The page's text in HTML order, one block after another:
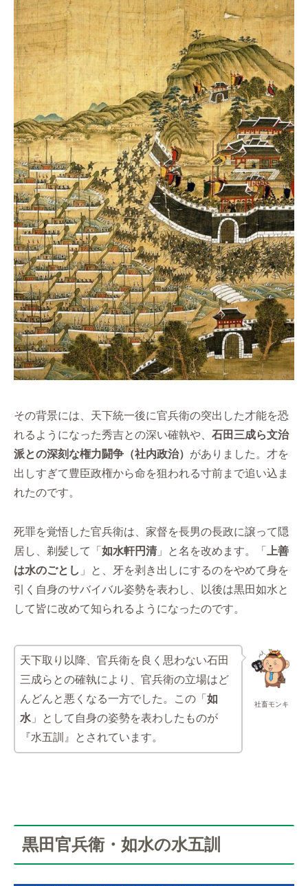
その背景には、天下統一後に官兵衛の突出した才能を恐
れるようになった秀吉との深い確執や、 石田三成ら文治
派との深刻な権力闘争（社内政治） がありました。才を
出しすぎて豊臣政権から命を狙われる寸前まで追い込ま
れたのです。
死罪を覚悟した官兵衛は、家督を長男の長政に譲って隠
居し、剃髪して「 如水軒円清 」と名を改めます。「
上善
は水のごとし 」と、牙を剥き出しにするのをやめて身を
引く自身のサバイバル姿勢を表わし、以後は黒田如水と
して皆に改めて知られるようになったのです。
社畜モンキ
天下取り以降、官兵衛を良く思わない石田
三成らとの確執により、官兵衛の立場はど
んどんと悪くなる一方でした。この「 如
水 」として自身の姿勢を表わしたものが
『水五訓』とされています。
黒田官兵衛・如水の水五訓